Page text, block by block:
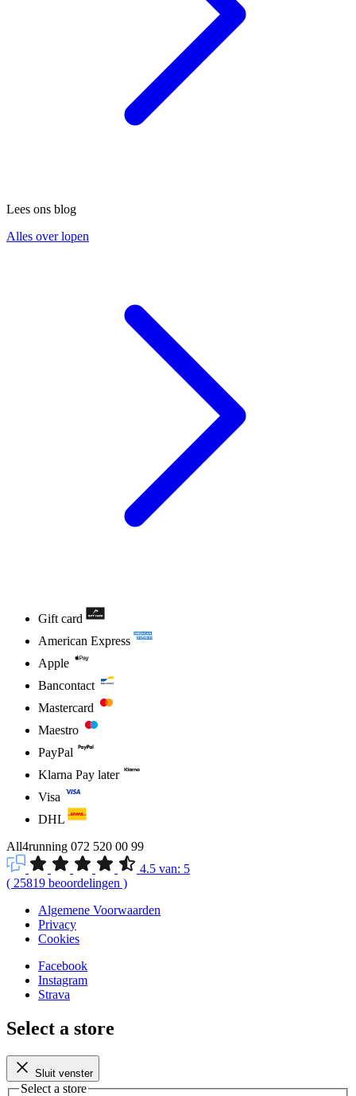
Lees ons blog
Alles over lopen
Gift card
American Express
Apple
Bancontact
Mastercard
Maestro
PayPal
Klarna Pay later
Visa
DHL
All4running 072 520 00 99
4.5 van: 5
( 25819 beoordelingen )
Algemene Voorwaarden
Privacy
Cookies
Facebook
Instagram
Strava
Select a store
Sluit venster
Select a store